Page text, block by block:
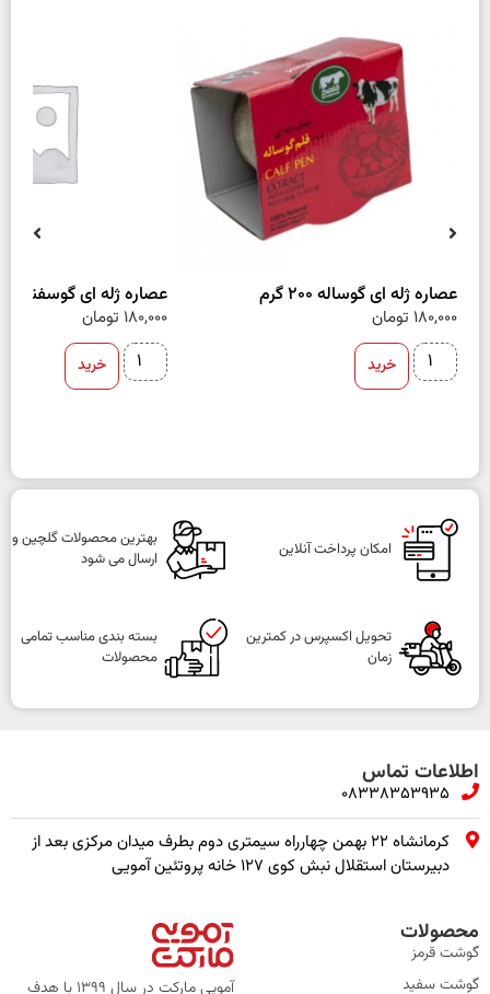
عصاره ژله ای گوساله 200 گرم
180,000 تومان
خرید
عصاره ژله ای گوسفند 200 گرم
180,000 تومان
خرید
امکان پرداخت آنلاین
بهترین محصولات گلچین و
ارسال می شود
تحویل اکسپرس در کمترین
زمان
بسته بندی مناسب تمامی
محصولات
اطلاعات تماس
08338353935
کرمانشاه ۲۲ بهمن چهارراه سیمتری دوم بطرف میدان مرکزی بعد از
دبیرستان استقلال نبش کوی ۱۲۷ خانه پروتئین آمویی
محصولات
گوشت قرمز
گوشت سفید
آمویی مارکت در سال 1399 با هدف